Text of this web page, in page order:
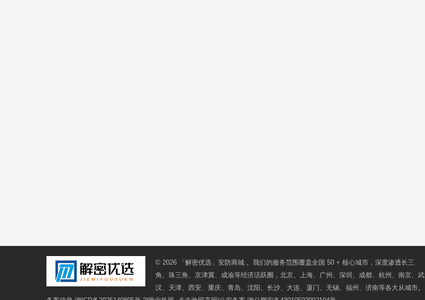
© 2026 「解密优选」安防商城 。我们的服务范围覆盖全国 50 + 核心城市，深度渗透长三
角、珠三角、京津冀、成渝等经济活跃圈，北京、上海、广州、深圳、成都、杭州、南京、武
汉、天津、西安、重庆、青岛、沈阳、长沙、大连、厦门、无锡、福州、济南等各大从城市。